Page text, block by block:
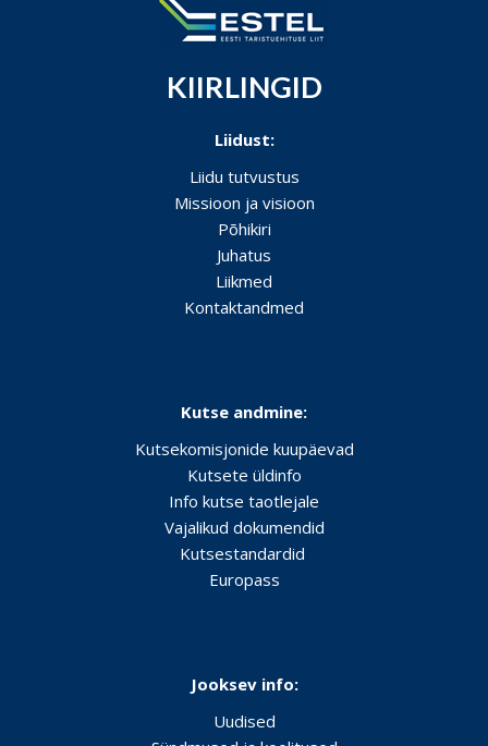
KIIRLINGID
Liidust:
Liidu tutvustus
Missioon ja visioon
Põhikiri
Juhatus
Liikmed
Kontaktandmed
Kutse andmine:
Kutsekomisjonide kuupäevad
Kutsete üldinfo
Info kutse taotlejale
Vajalikud dokumendid
Kutsestandardid
Europass
Jooksev info:
Uudised